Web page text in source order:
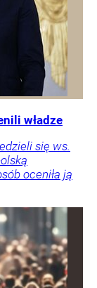
władze
się ws.
oceniła ją